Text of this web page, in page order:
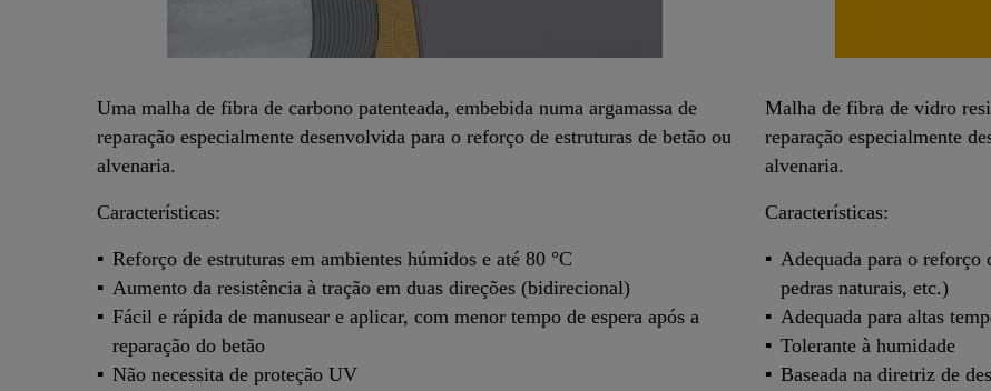
Uma malha de fibra de carbono patenteada, embebida numa argamassa de
reparação especialmente desenvolvida para o reforço de estruturas de betão ou
alvenaria.
Características:
Reforço de estruturas em ambientes húmidos e até 80 °C
Aumento da resistência à tração em duas direções (bidirecional)
Fácil e rápida de manusear e aplicar, com menor tempo de espera após a
reparação do betão
Não necessita de proteção UV
Malha de fibra de vidro
reparação especialmente
alvenaria.
Características:
Adequada para o
pedras naturais, etc.)
Adequada para altas
Tolerante à humidade
Baseada na diretriz de